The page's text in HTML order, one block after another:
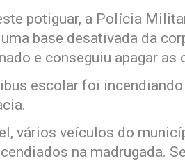
potiguar, a Polícia
base desativada da
e conseguiu apagar as
escolar foi
vários veículos do
na madrugada.